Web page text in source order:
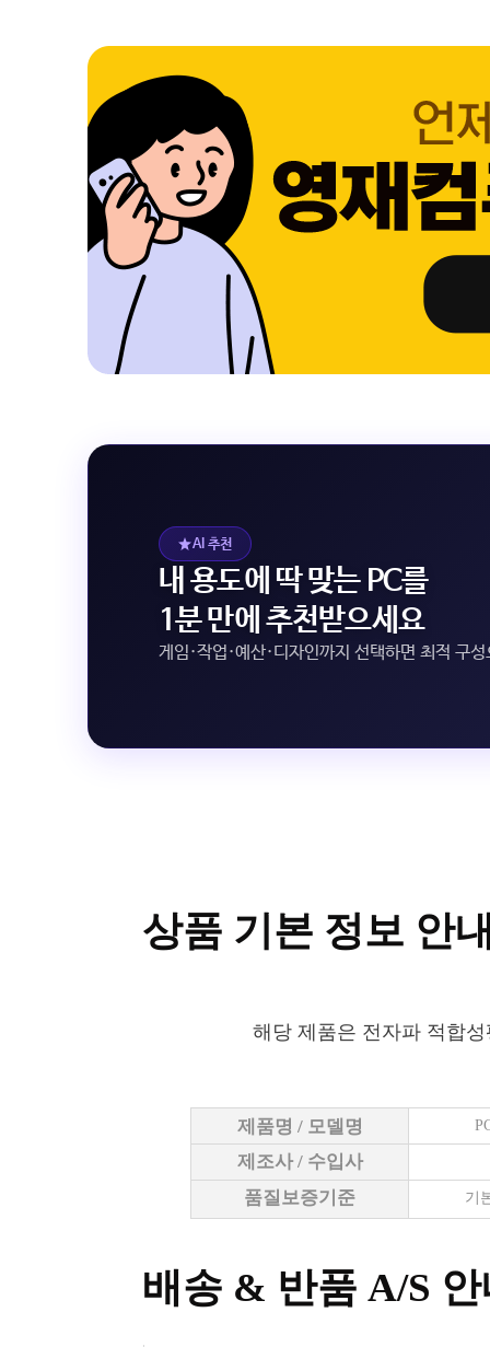
AI 추천
내 용도에 딱 맞는 PC를
1분 만에 추천받으세요
게임·작업·예산·디자인까지 선택하면 최적 구
배송 & 반품 A/S
상품 기본 정보 안
해당 제품은 전자파 적합
제품명 / 모델명
제조사 / 수입사
품질보증기준
기